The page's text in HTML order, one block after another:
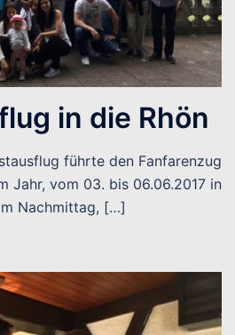
in die Rhön
führte den Fanfarenzug
Jahr, vom 03. bis 06.06.2017 in
Nachmittag, […]